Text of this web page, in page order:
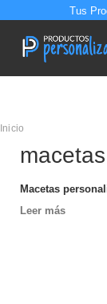
Tus
Inicio
Macetas
Leer más